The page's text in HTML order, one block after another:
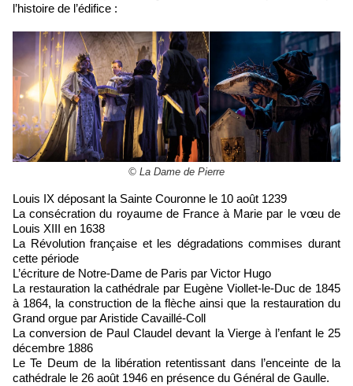
l’histoire de l’édifice :
© La Dame de Pierre
Louis IX déposant la Sainte Couronne le 10 août 1239
La consécration du royaume de France à Marie par le vœu de
Louis XIII en 1638
La Révolution française et les dégradations commises durant
cette période
L’écriture de Notre-Dame de Paris par Victor Hugo
La restauration la cathédrale par Eugène Viollet-le-Duc de 1845
à 1864, la construction de la flèche ainsi que la restauration du
Grand orgue par Aristide Cavaillé-Coll
La conversion de Paul Claudel devant la Vierge à l’enfant le 25
décembre 1886
Le Te Deum de la libération retentissant dans l’enceinte de la
cathédrale le 26 août 1946 en présence du Général de Gaulle.